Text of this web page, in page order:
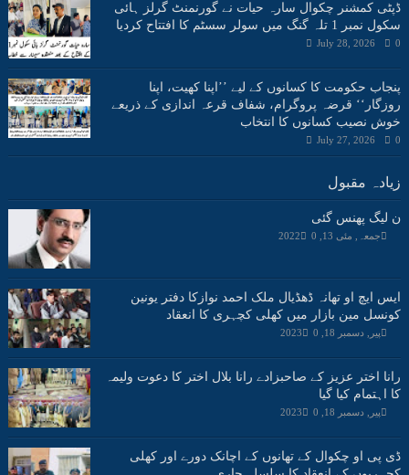
ڈپٹی کمشنر چکوال سارہ حیات نے گورنمنٹ گرلز ہائی
سکول نمبر 1 تلہ گنگ میں سولر سسٹم کا افتتاح کردیا
July 28, 2026 0
پنجاب حکومت کا کسانوں کے لیے ’’اپنا کھیت، اپنا
روزگار‘‘ قرضہ پروگرام، شفاف قرعہ اندازی کے ذریعے
خوش نصیب کسانوں کا انتخاب
July 27, 2026 0
زیادہ مقبول
ن لیگ پھنس گئی
جمعہ, مئی 13, 2022 0
ایس ایچ او تھانہ ڈھڈیال ملک احمد نوازکا دفتر یونین
کونسل مین بازار میں کھلی کچہری کا انعقاد
پیر, دسمبر 18, 2023 0
رانا اختر عزیز کے صاحبزادے رانا بلال اختر کا دعوت ولیمہ
کا اہتمام کیا گیا
پیر, دسمبر 18, 2023 0
ڈی پی او چکوال کے تھانوں کے اچانک دورے اور کھلی